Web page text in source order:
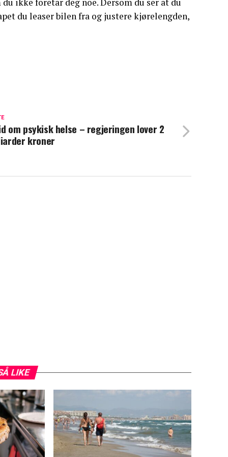
du leaser bilen fra og justere kjørelengden,
om psykisk helse – regjeringen lover 2
kroner
LIKE